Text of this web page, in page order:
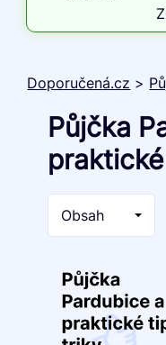
Doporučená.cz >
Půjčka
Obsah